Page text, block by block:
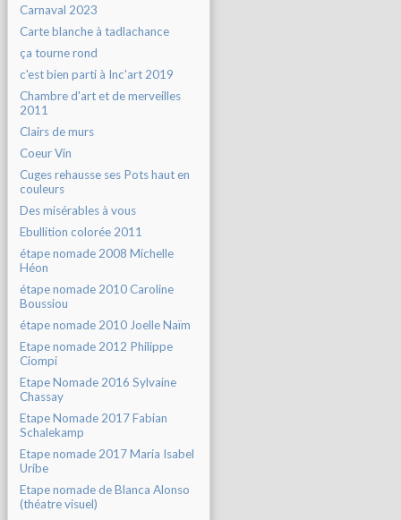
Carnaval 2023
Carte blanche à tadlachance
ça tourne rond
c'est bien parti à Inc'art 2019
Chambre d'art et de merveilles
2011
Clairs de murs
Coeur Vin
Cuges rehausse ses Pots haut en
couleurs
Des misérables à vous
Ebullition colorée 2011
étape nomade 2008 Michelle
Héon
étape nomade 2010 Caroline
Boussiou
étape nomade 2010 Joelle Naïm
Etape nomade 2012 Philippe
Ciompi
Etape Nomade 2016 Sylvaine
Chassay
Etape Nomade 2017 Fabian
Schalekamp
Etape nomade 2017 Maria Isabel
Uribe
Etape nomade de Blanca Alonso
(théatre visuel)